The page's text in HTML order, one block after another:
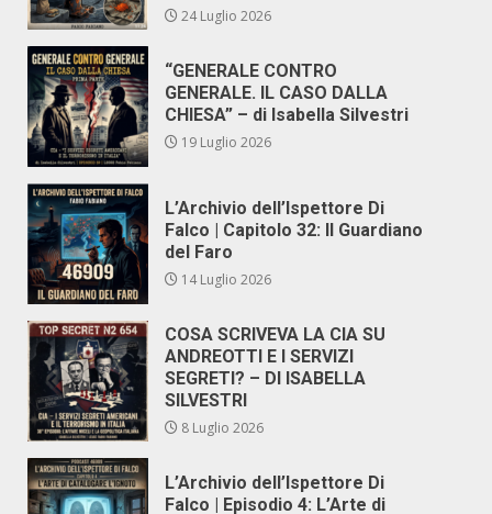
24 Luglio 2026
“GENERALE CONTRO
GENERALE. IL CASO DALLA
CHIESA” – di Isabella Silvestri
19 Luglio 2026
L’Archivio dell’Ispettore Di
Falco | Capitolo 32: Il Guardiano
del Faro
14 Luglio 2026
COSA SCRIVEVA LA CIA SU
ANDREOTTI E I SERVIZI
SEGRETI? – DI ISABELLA
SILVESTRI
8 Luglio 2026
L’Archivio dell’Ispettore Di
Falco | Episodio 4: L’Arte di